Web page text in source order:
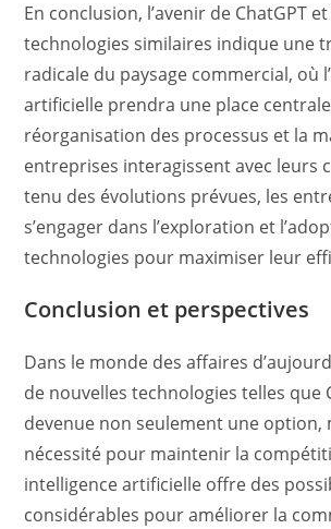
En conclusion, l’avenir de ChatGPT
technologies similaires indique une
radicale du paysage commercial, où
artificielle prendra une place
réorganisation des processus et la
entreprises interagissent avec leurs
tenu des évolutions prévues, les
s’engager dans l’exploration et
technologies pour maximiser leur
Conclusion et perspectives
Dans le monde des affaires
de nouvelles technologies telles que
devenue non seulement une option,
nécessité pour maintenir la
intelligence artificielle offre des
considérables pour améliorer la